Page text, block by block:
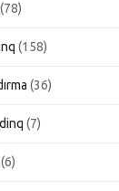
(78)
(158)
(36)
(7)
(6)